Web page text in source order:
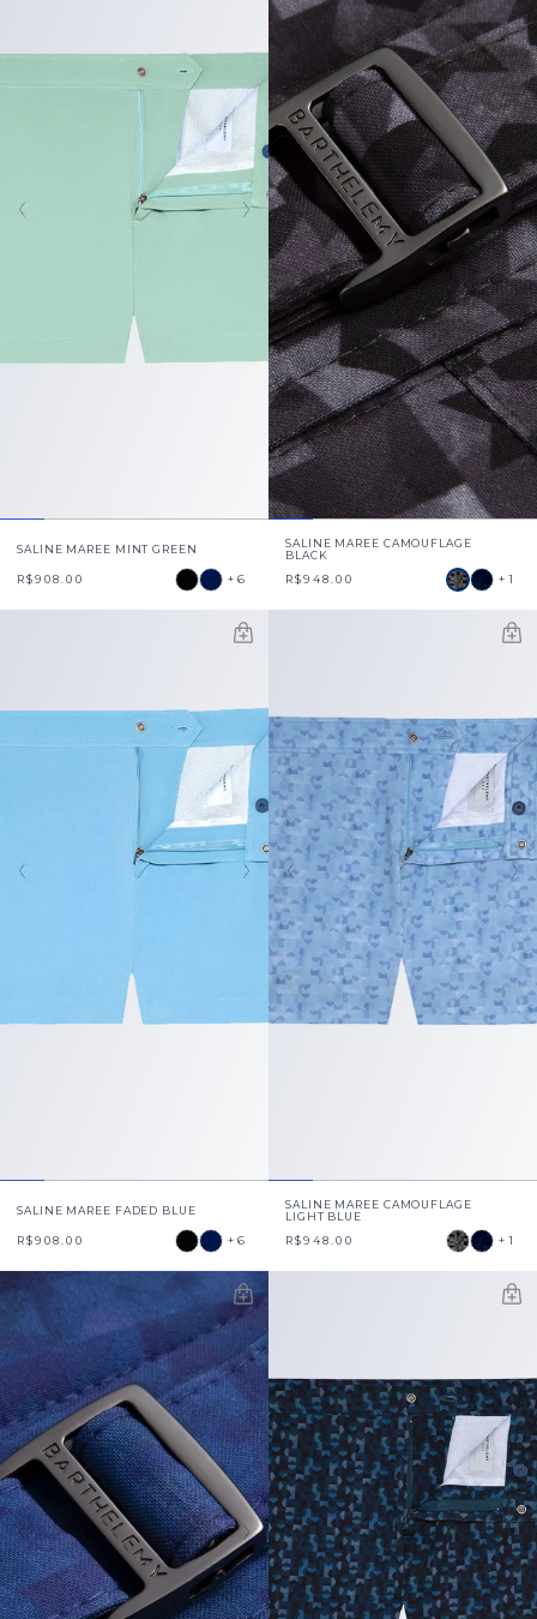
SALINE MAREE MINT GREEN
R$908.00 +6
SALINE MAREE CAMOUFLAGE
BLACK
R$948.00
+1
SALINE MAREE FADED BLUE
R$908.00 +6
SALINE MAREE CAMOUFLAGE
LIGHT BLUE
R$948.00
+1